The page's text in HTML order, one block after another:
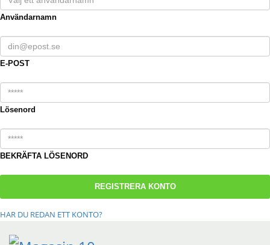
Användarnamn
E-POST
Lösenord
BEKRÄFTA LÖSENORD
HAR DU REDAN ETT KONTO?